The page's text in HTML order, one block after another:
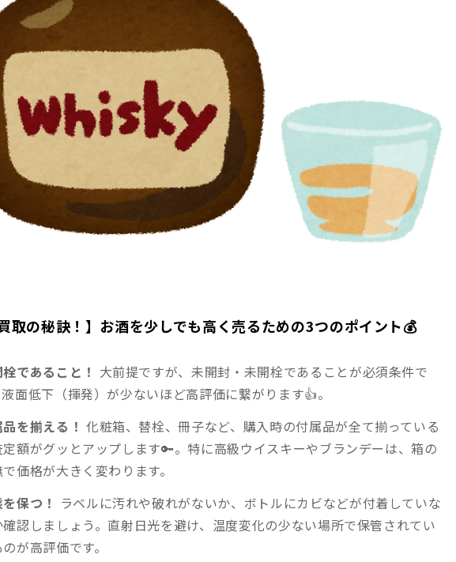
買取の秘訣！】お酒を少しでも高く売るための3つのポイント💰
であること！ 大前提ですが、未開封・未開栓であることが必須条件で
面低下（揮発）が少ないほど高評価に繋がります👍。
を揃える！ 化粧箱、替栓、冊子など、購入時の付属品が全て揃っている
定額がグッとアップします🔑。特に高級ウイスキーやブランデーは、箱の
価格が大きく変わります。
保つ！ ラベルに汚れや破れがないか、ボトルにカビなどが付着していな
確認しましょう。直射日光を避け、温度変化の少ない場所で保管されてい
が高評価です。